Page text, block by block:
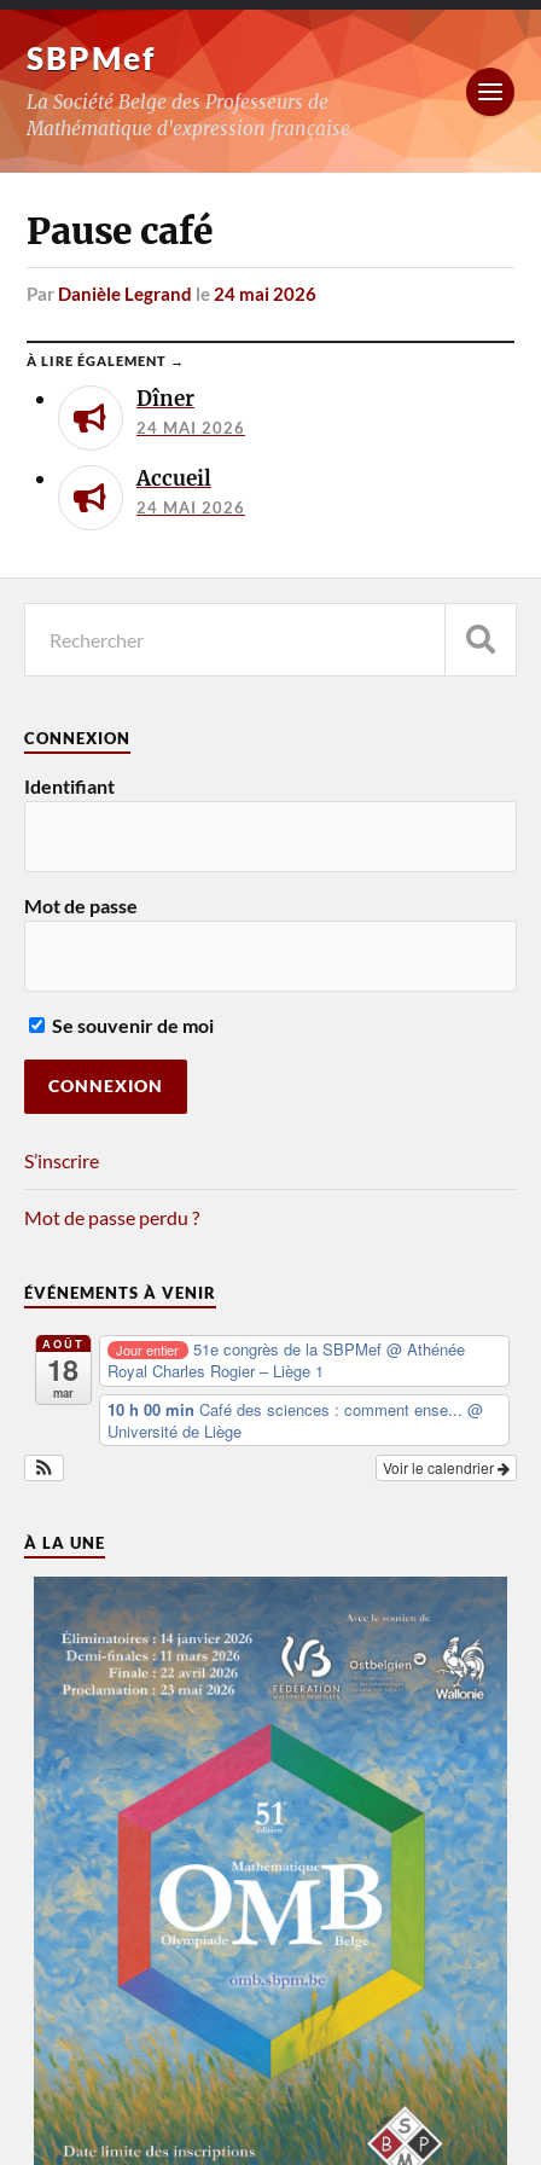
SBPMef
La Société Belge des Professeurs de
Mathématique d'expression française
Pause café
par Danièle Legrand le 24 mai 2026
À LIRE ÉGALEMENT →
Dîner
24 MAI 2026
Accueil
24 MAI 2026
CONNEXION
Identifiant
Mot de passe
Se souvenir de moi
S’inscrire
Mot de passe perdu ?
ÉVÉNEMENTS À VENIR
AOÛT
18
mar
Jour entier 51e congrès de la SBPMef@ Athénée
Royal Charles Rogier – Liège 1
10 h 00 min Café des sciences : comment ense... @
Université de Liège
Voir le calendrier
À LA UNE